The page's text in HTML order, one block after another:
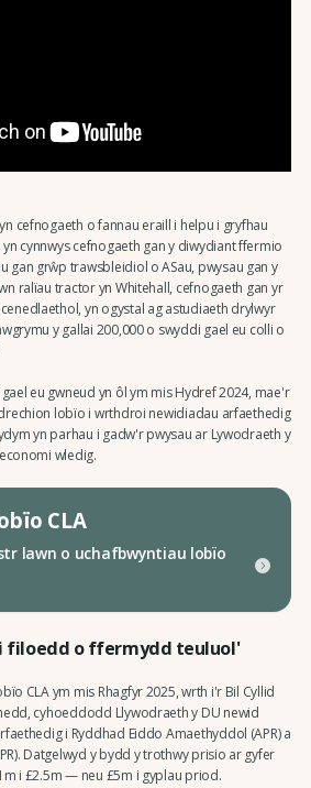
cefnogaeth o fannau eraill i helpu i gryfhau
cynnwys cefnogaeth gan y diwydiant ffermio
gan grŵp trawsbleidiol o ASau, pwysau gan y
ralïau tractor yn Whitehall, cefnogaeth gan yr
yn ogystal ag astudiaeth drylwyr
y gallai 200,000 o swyddi gael eu colli o
eu gwneud yn ôl ym mis Hydref 2024, mae'r
lobïo i wrthdroi newidiadau arfaethedig
yn parhau i gadw'r pwysau ar Lywodraeth y
wledig.
CLA
lawn o uchafbwyntiau lobïo
filoedd o ffermydd teuluol'
CLA ym mis Rhagfyr 2025, wrth i'r Bil Cyllid
cyhoeddodd Llywodraeth y DU newid
i Ryddhad Eiddo Amaethyddol (APR) a
Datgelwyd y bydd y trothwy prisio ar gyfer
i £2.5m — neu £5m i gyplau priod.